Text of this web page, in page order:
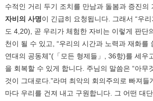
수적인 거리 두기 조치를 만남과 돌봄과 증진의
자비의 사명이 긴급히 요청됩니다. 그래서 “우
도 4,20), 곧 우리가 체험한 자비는 이렇게 판단
천이 될 수 있고, “우리의 시간과 노력과 재화를
연대의 공동체”(「모든 형제들」, 36항)를 세우
을 회복할 수 있게 합니다. 주님의 말씀은 “아무
것이 그대로다.”라며 최악의 회의주의로 빠져들
마다 우리를 건져 내고 구원합니다. 그 어떤 대